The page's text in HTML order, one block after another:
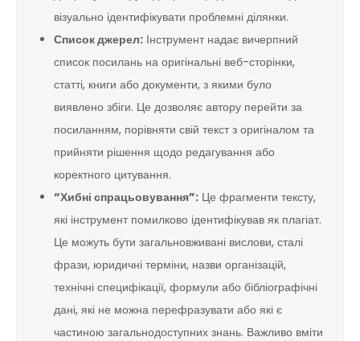
візуально ідентифікувати проблемні ділянки.
Список джерел: Інструмент надає вичерпний
список посилань на оригінальні веб-сторінки,
статті, книги або документи, з якими було
виявлено збіги. Це дозволяє автору перейти за
посиланням, порівняти свій текст з оригіналом та
прийняти рішення щодо редагування або
коректного цитування.
“Хибні спрацьовування”: Це фрагменти тексту,
які інструмент помилково ідентифікував як плагіат.
Це можуть бути загальновживані вислови, сталі
фрази, юридичні терміни, назви організацій,
технічні специфікації, формули або бібліографічні
дані, які не можна перефразувати або які є
частиною загальнодоступних знань. Важливо вміти